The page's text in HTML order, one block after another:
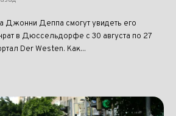
Джонни Деппа смогут увидеть его
в Дюссельдорфе с 30 августа по 27
Der Westen. Как...